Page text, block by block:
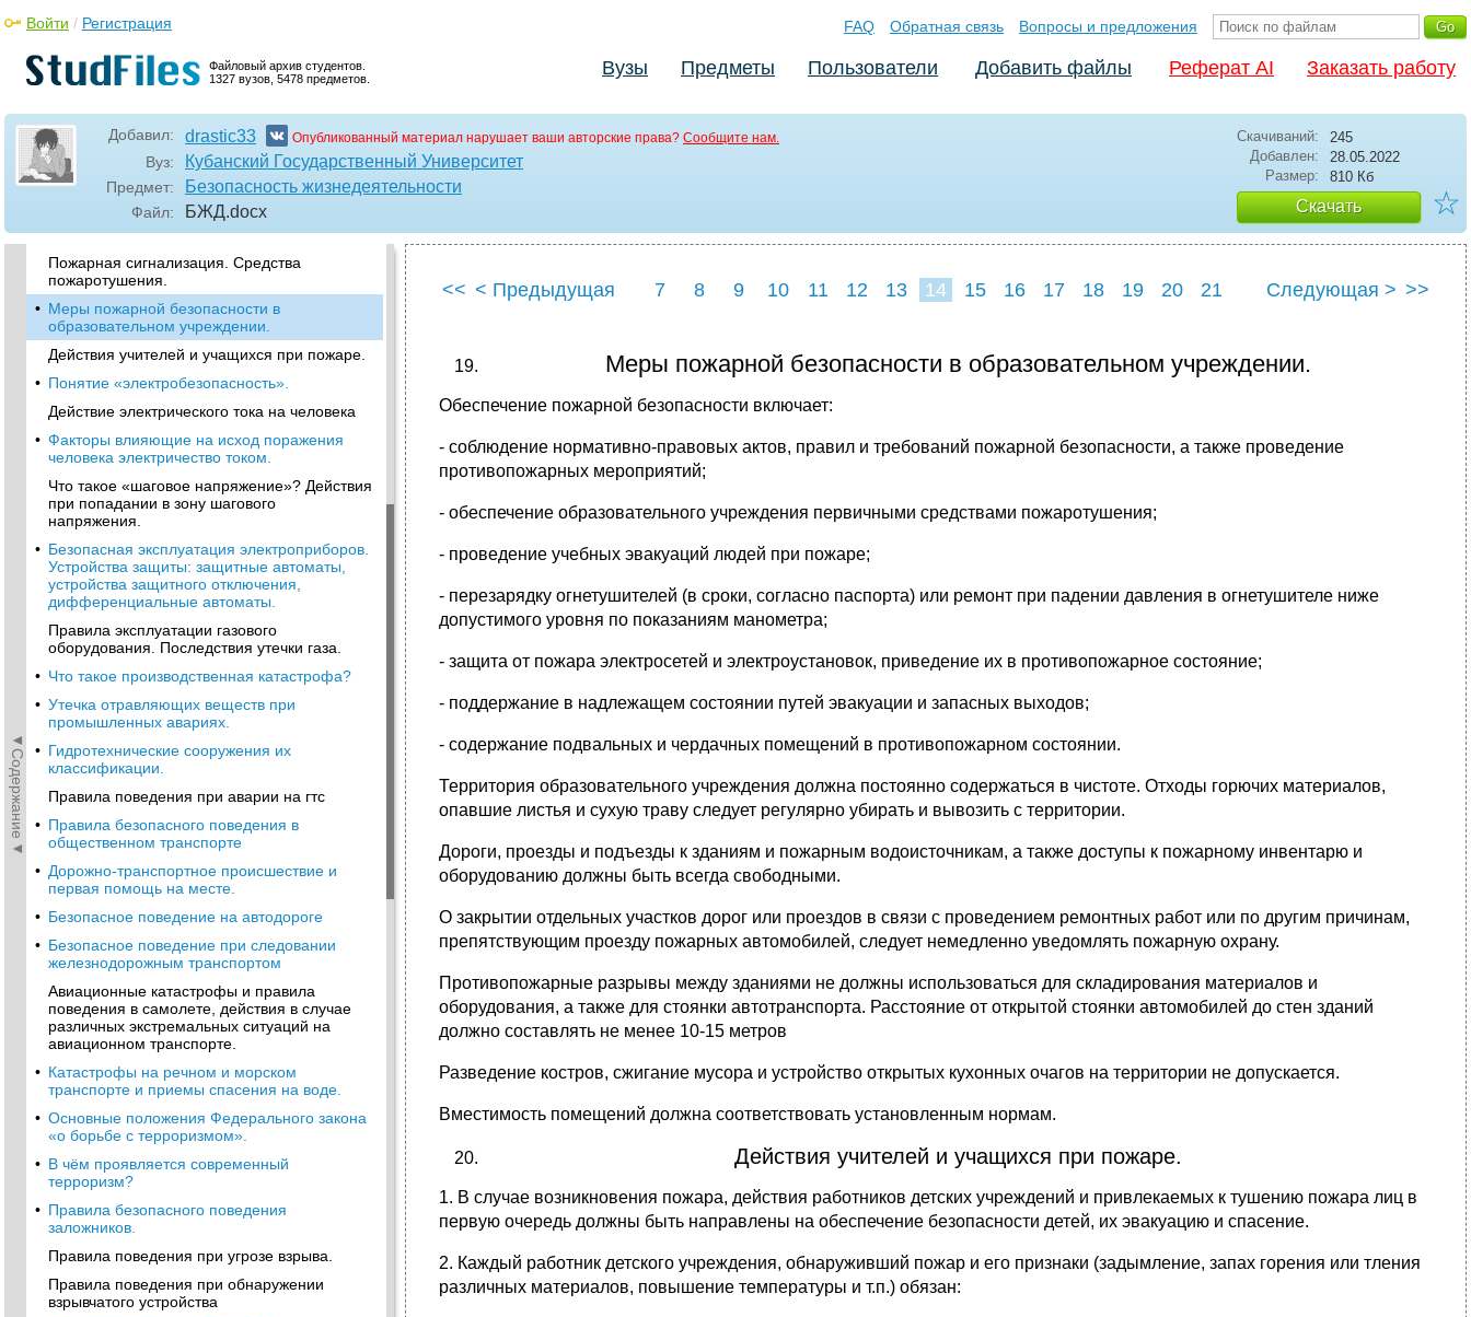
Файловый архив студентов.
1327 вузов, 5478 предметов.
Войти / Регистрация FAQ Обратная связь Вопросы и предложения
Вузы Предметы Пользователи Добавить файлы Реферат AI Заказать работу
Добавил: drastic33 Опубликованный материал нарушает ваши авторские права? Сообщите нам.
Вуз: Кубанский Государственный Университет
Предмет: Безопасность жизнедеятельности
Файл: БЖД.docx
Скачиваний:
245
Добавлен:
28.05.2022
Размер:
810 Кб
Скачать ☆
◄Содержание◄
Что такое оползни и обвалы что является
•
Как необходимо действовать при угрозе
Пожарная безопасность населения,
правила противопожарной безопасности.
• Пожар. Классификация пожаров.
Поражающие факторы пожара.
Причины возникновения пожаров в жилых и
общественных зданиях
Пожарная сигнализация. Средства
пожаротушения.
• Меры пожарной безопасности в
образовательном учреждении.
Действия учителей и учащихся при пожаре.
• Понятие «электробезопасность».
Действие электрического тока на человека
• Факторы влияющие на исход поражения
человека электричество током.
Что такое «шаговое напряжение»? Действия
при попадании в зону шагового
напряжения.
• Безопасная эксплуатация электроприборов.
Устройства защиты: защитные автоматы,
устройства защитного отключения,
дифференциальные автоматы.
Правила эксплуатации газового
оборудования. Последствия утечки газа.
• Что такое производственная катастрофа?
• Утечка отравляющих веществ при
промышленных авариях.
• Гидротехнические сооружения их
классификации.
Правила поведения при аварии на гтс
• Правила безопасного поведения в
общественном транспорте
• Дорожно-транспортное происшествие и
первая помощь на месте.
• Безопасное поведение на автодороге
• Безопасное поведение при следовании
железнодорожным транспортом
Авиационные катастрофы и правила
поведения в самолете, действия в случае
различных экстремальных ситуаций на
авиационном транспорте.
• Катастрофы на речном и морском
транспорте и приемы спасения на воде.
• Основные положения Федерального закона
«о борьбе с терроризмом».
• В чём проявляется современный
терроризм?
• Правила безопасного поведения
заложников.
Правила поведения при угрозе взрыва.
Правила поведения при обнаружении
взрывчатого устройства
<< < Предыдущая 7 8 9 10 11 12 13 14 15 16 17 18 19 20
21
Следующая > >>
Меры пожарной безопасности в образовательном учреждении.
Обеспечение пожарной безопасности включает:
- соблюдение нормативно-правовых актов, правил и требований пожарной безопасности, а также проведение
противопожарных мероприятий;
- обеспечение образовательного учреждения первичными средствами пожаротушения;
- проведение учебных эвакуаций людей при пожаре;
- перезарядку огнетушителей (в сроки, согласно паспорта) или ремонт при падении давления в огнетушителе ниже
допустимого уровня по показаниям манометра;
- защита от пожара электросетей и электроустановок, приведение их в противопожарное состояние;
- поддержание в надлежащем состоянии путей эвакуации и запасных выходов;
- содержание подвальных и чердачных помещений в противопожарном состоянии.
Территория образовательного учреждения должна постоянно содержаться в чистоте. Отходы горючих материалов,
опавшие листья и сухую траву следует регулярно убирать и вывозить с территории.
Дороги, проезды и подъезды к зданиям и пожарным водоисточникам, а также доступы к пожарному инвентарю и
оборудованию должны быть всегда свободными.
О закрытии отдельных участков дорог или проездов в связи с проведением ремонтных работ или по другим причинам,
препятствующим проезду пожарных автомобилей, следует немедленно уведомлять пожарную охрану.
Противопожарные разрывы между зданиями не должны использоваться для складирования материалов и
оборудования, а также для стоянки автотранспорта. Расстояние от открытой стоянки автомобилей до стен зданий
должно составлять не менее 10-15 метров
Разведение костров, сжигание мусора и устройство открытых кухонных очагов на территории не допускается.
Вместимость помещений должна соответствовать установленным нормам.
Действия учителей и учащихся при пожаре.
1. В случае возникновения пожара, действия работников детских учреждений и привлекаемых к тушению пожара лиц в
первую очередь должны быть направлены на обеспечение безопасности детей, их эвакуацию и спасение.
2. Каждый работник детского учреждения, обнаруживший пожар и его признаки (задымление, запах горения или тления
различных материалов, повышение температуры и т.п.) обязан: